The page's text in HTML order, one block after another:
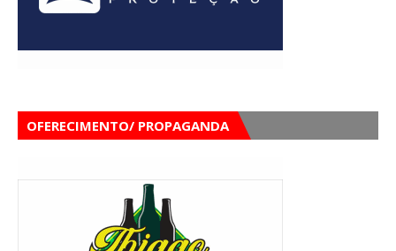
OFERECIMENTO/ PROPAGANDA